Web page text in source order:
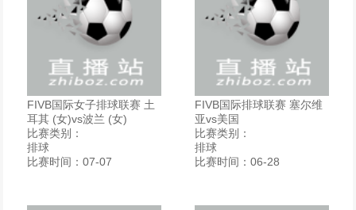
FIVB国际女子排球联赛 土
耳其 (女)vs波兰 (女)
比赛类别：
排球
比赛时间：07-07
FIVB国际排球联赛 塞尔维
亚vs美国
比赛类别：
排球
比赛时间：06-28